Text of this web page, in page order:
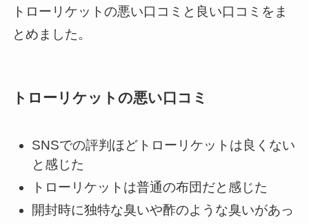
トローリケットの悪い口コミと良い口コミをま
とめました。
トローリケットの悪い口コミ
SNSでの評判ほどトローリケットは良くない
と感じた
トローリケットは普通の布団だと感じた
開封時に独特な臭いや酢のような臭いがあっ